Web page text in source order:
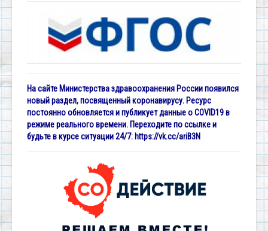
На сайте Министерства здравоохранения России появился
новый раздел, посвященный коронавирусу. Ресурс
постоянно обновляется и публикует данные о COVID19 в
режиме реального времени. Переходите по ссылке и
будьте в курсе ситуации 24/7: https://vk.cc/ariB3N